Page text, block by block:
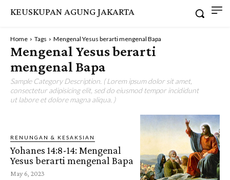
KEUSKUPAN AGUNG JAKARTA
Home Tags Mengenal Yesus berarti mengenal Bapa
Mengenal Yesus berarti
mengenal Bapa
Sample Category Description. ( Lorem ipsum dolor sit amet,
consectetur adipisicing elit, sed do eiusmod tempor incididunt
ut labore et dolore magna aliqua. )
RENUNGAN & KESAKSIAN
Yohanes 14:8-14: Mengenal
Yesus berarti mengenal Bapa
May 6, 2023